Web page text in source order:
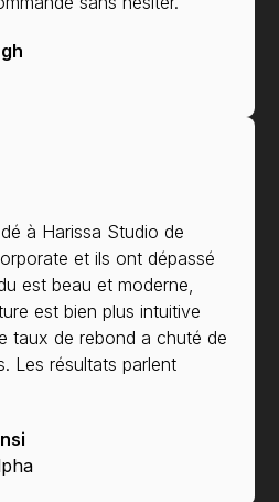
à Harissa Studio de
et ils ont dépassé
est beau et moderne,
est bien plus intuitive
taux de rebond a chuté de
Les résultats parlent